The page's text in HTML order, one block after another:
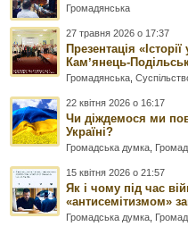
Громадянська
27 травня 2026 о 17:37
Презентація
Камʼянець-
Громадянська ,
22 квітня 2026 о 16:17
Чи діждемося ми
Україні?
Громадська думка
15 квітня 2026 о 21:57
Як і чому під час
«антисемітизмом»
Громадська думка